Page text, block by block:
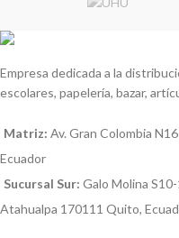
Empresa dedicada a la
escolares, papelería, bazar,
Matriz: Av. Gran Colombia
Ecuador
Sucursal Sur: Galo Molina
Atahualpa 170111 Quito,